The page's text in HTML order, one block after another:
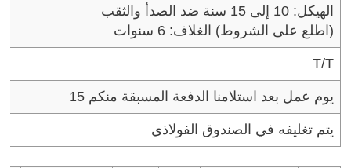
الهيكل: 10 إلى 15 سنة ضد الصدأ والثقب
(اطلع على الشروط)
T/T
15 يوم عمل بعد استلامنا الدفعة المسبقة منكم
يتم تغليفه في الصندوق الفولاذي